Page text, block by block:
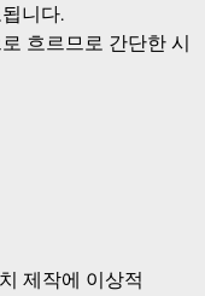
니다.
흐르므로 간단한 시
제작에 이상적